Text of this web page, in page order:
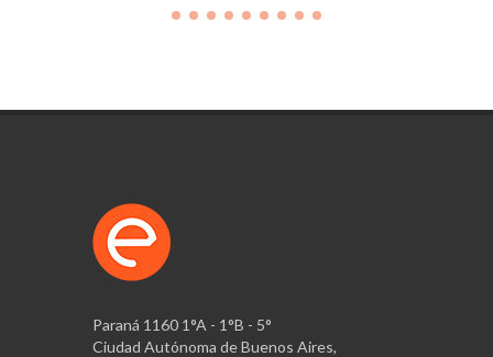
Paraná 1160 1°A - 1°B - 5°
Ciudad Autónoma de Buenos Aires,